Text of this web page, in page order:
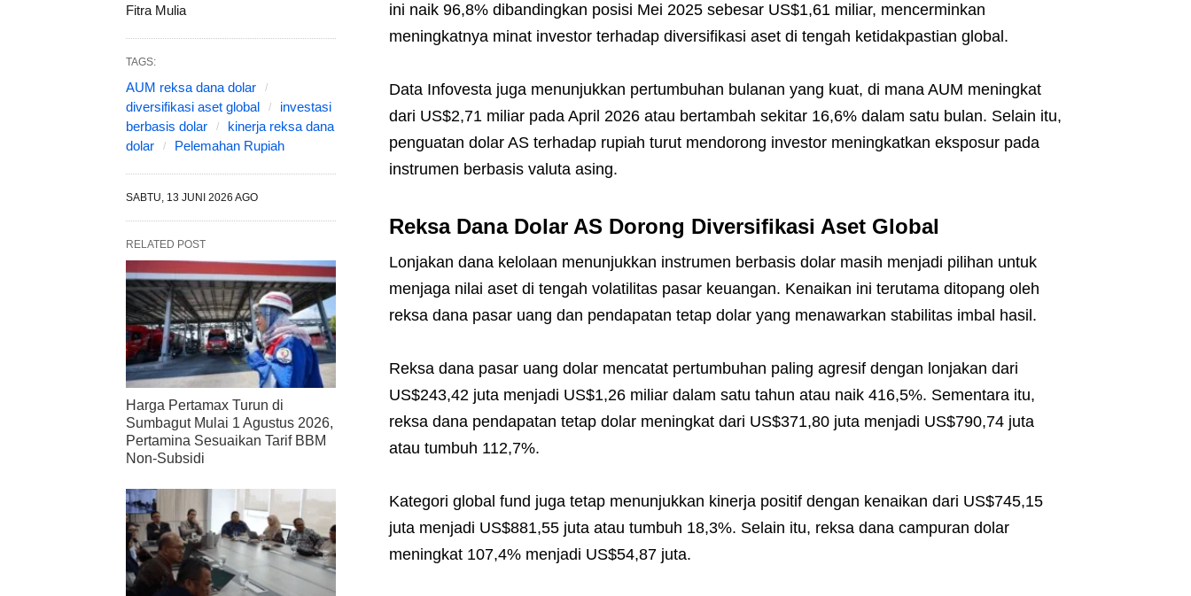
ini naik 96,8% dibandingkan posisi Mei 2025 sebesar US$1,61 miliar, mencerminkan
meningkatnya minat investor terhadap diversifikasi aset di tengah ketidakpastian global.
Data Infovesta juga menunjukkan pertumbuhan bulanan yang kuat, di mana AUM meningkat
dari US$2,71 miliar pada April 2026 atau bertambah sekitar 16,6% dalam satu bulan. Selain itu,
penguatan dolar AS terhadap rupiah turut mendorong investor meningkatkan eksposur pada
instrumen berbasis valuta asing.
Reksa Dana Dolar AS Dorong Diversifikasi Aset Global
Lonjakan dana kelolaan menunjukkan instrumen berbasis dolar masih menjadi pilihan untuk
menjaga nilai aset di tengah volatilitas pasar keuangan. Kenaikan ini terutama ditopang oleh
reksa dana pasar uang dan pendapatan tetap dolar yang menawarkan stabilitas imbal hasil.
Reksa dana pasar uang dolar mencatat pertumbuhan paling agresif dengan lonjakan dari
US$243,42 juta menjadi US$1,26 miliar dalam satu tahun atau naik 416,5%. Sementara itu,
reksa dana pendapatan tetap dolar meningkat dari US$371,80 juta menjadi US$790,74 juta
atau tumbuh 112,7%.
Kategori global fund juga tetap menunjukkan kinerja positif dengan kenaikan dari US$745,15
juta menjadi US$881,55 juta atau tumbuh 18,3%. Selain itu, reksa dana campuran dolar
meningkat 107,4% menjadi US$54,87 juta.
Fitra Mulia
TAGS:
AUM reksa dana dolar
diversifikasi aset global
investasi
berbasis dolar
kinerja reksa dana
dolar
Pelemahan Rupiah
SABTU, 13 JUNI 2026 AGO
RELATED POST
Harga Pertamax Turun di
Sumbagut Mulai 1 Agustus 2026,
Pertamina Sesuaikan Tarif BBM
Non-Subsidi